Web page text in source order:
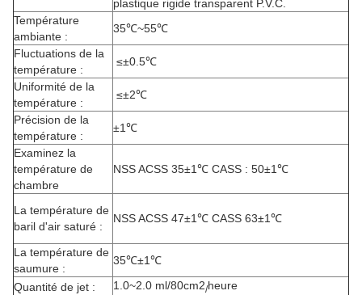
plastique rigide transparent P.V.C.
Température
ambiante :
35℃~55℃
Fluctuations de la
température :
≤±0.5℃
Uniformité de la
température :
≤±2℃
Précision de la
température :
±1℃
Examinez la
température de
chambre
NSS ACSS 35±1℃ CASS : 50±1℃
La température de
baril d'air saturé :
NSS ACSS 47±1℃ CASS 63±1℃
La température de
saumure :
35℃±1℃
Quantité de jet : 1.0~2.0 ml/80cm2/heure